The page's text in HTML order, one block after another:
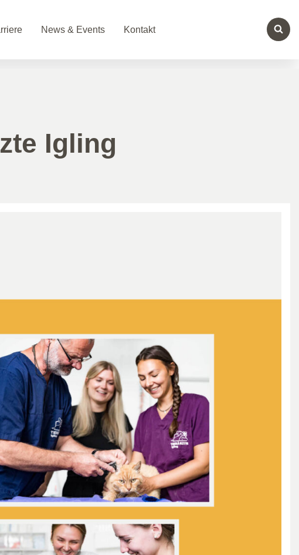
News & Events Kontakt
Igling